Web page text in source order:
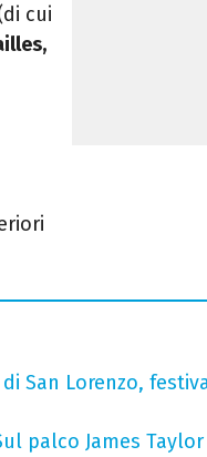
cui
San Lorenzo,
palco James